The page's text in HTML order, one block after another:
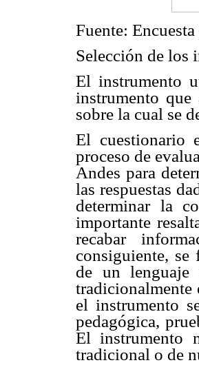
Fuente:
Selección de los
El instrumento
instrumento
sobre la cual se
El cuestionario
proceso de
Andes para
las respuestas
determinar la
importante
recabar
consiguiente,
de un lenguaje
tradicionalmente
el instrumento
pedagógica,
El instrumento
tradicional o de